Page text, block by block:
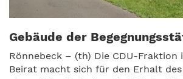
Gebäude der
Rönnebeck – (th) Die CDU-Fraktion
Beirat macht sich für den Erhalt des